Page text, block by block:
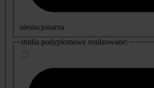
niestacjonarna
studia podyplomowe realizowane: